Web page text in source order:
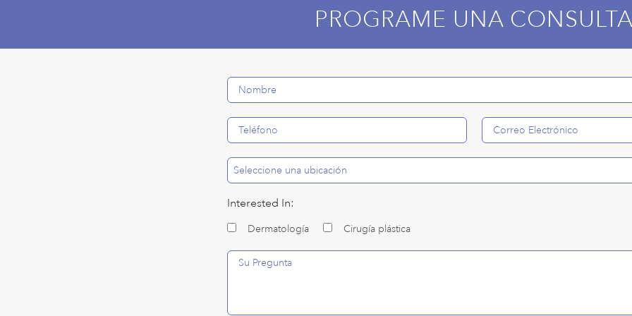
PROGRAME UNA
Interested In:
Dermatología Cirugía plástica